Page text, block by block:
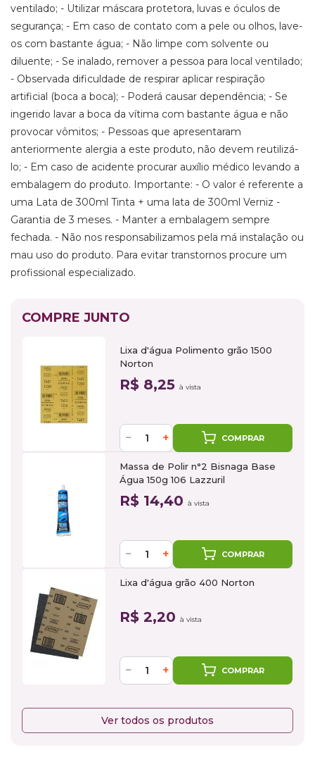
ventilado; - Utilizar máscara protetora, luvas e óculos de
segurança; - Em caso de contato com a pele ou olhos, lave-
os com bastante água; - Não limpe com solvente ou
diluente; - Se inalado, remover a pessoa para local ventilado;
- Observada dificuldade de respirar aplicar respiração
artificial (boca a boca); - Poderá causar dependência; - Se
ingerido lavar a boca da vítima com bastante água e não
provocar vômitos; - Pessoas que apresentaram
anteriormente alergia a este produto, não devem reutilizá-
lo; - Em caso de acidente procurar auxílio médico levando a
embalagem do produto. Importante: - O valor é referente a
uma Lata de 300ml Tinta + uma lata de 300ml Verniz -
Garantia de 3 meses. - Manter a embalagem sempre
fechada. - Não nos responsabilizamos pela má instalação ou
mau uso do produto. Para evitar transtornos procure um
profissional especializado.
COMPRE JUNTO
Lixa d'água Polimento grão 1500
Norton
R$ 8,25 à vista
− + COMPRAR
Massa de Polir n°2 Bisnaga Base
Água 150g 106 Lazzuril
R$ 14,40 à vista
− + COMPRAR
Lixa d'água grão 400 Norton
R$ 2,20 à vista
− + COMPRAR
Ver todos os produtos